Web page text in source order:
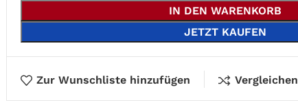
IN DEN WARENKORB
JETZT KAUFEN
Zur Wunschliste hinzufügen Vergleichen